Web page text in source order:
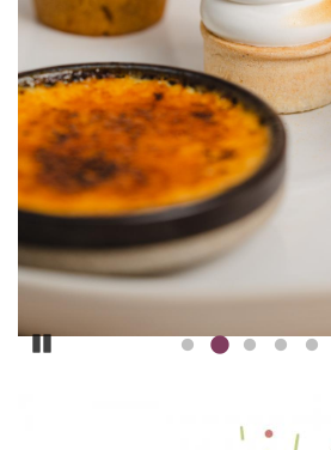
Pause